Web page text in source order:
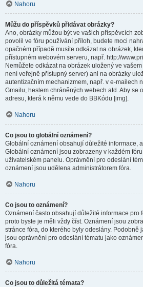
Nahoru
Můžu do příspěvků přidávat obrázky?
Ano, obrázky můžou být ve vašich příspěvcích
povolil ve fóru používání příloh, budete moci
opačném případě musíte odkázat na obrázek,
přístupném webovém serveru, např. http://
Nemůžete odkázat na obrázek uložený ve
není veřejně přístupný server) ani na obrázky
autentizačním mechanizmem, např. v e-mailech
Gmailu, heslem chráněných webech atd. Aby se
adresu, která k němu vede do BBKódu [img].
Nahoru
Co jsou to globální oznámení?
Globální oznámení obsahují důležité informace,
Globální oznámení jsou zobrazeny v každém
uživatelském panelu. Oprávnění pro odeslání
oznámení jsou udělena administrátorem fóra.
Nahoru
Co jsou to oznámení?
Oznámení často obsahují důležité informace pro
proto byste je měli vždy číst. Oznámení jsou
stránce fóra, do kterého byly odeslány. Podobně
jsou oprávnění pro odeslání tématu jako
fóra.
Nahoru
Co jsou to důležitá témata?